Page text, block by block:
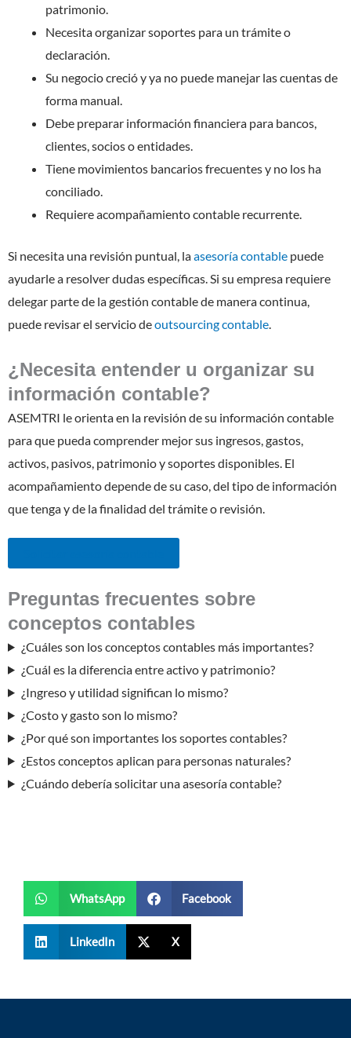
patrimonio.
Necesita organizar soportes para un trámite o
declaración.
Su negocio creció y ya no puede manejar las cuentas de
forma manual.
Debe preparar información financiera para bancos,
clientes, socios o entidades.
Tiene movimientos bancarios frecuentes y no los ha
conciliado.
Requiere acompañamiento contable recurrente.
Si necesita una revisión puntual, laasesoría contable puede
ayudarle a resolver dudas específicas. Si su empresa requiere
delegar parte de la gestión contable de manera continua,
puede revisar el servicio deoutsourcing contable.
¿Necesita entender u organizar su
información contable?
ASEMTRI le orienta en la revisión de su información contable
para que pueda comprender mejor sus ingresos, gastos,
activos, pasivos, patrimonio y soportes disponibles. El
acompañamiento depende de su caso, del tipo de información
que tenga y de la finalidad del trámite o revisión.
Preguntas frecuentes sobre
conceptos contables
¿Cuáles son los conceptos contables más importantes?
¿Cuál es la diferencia entre activo y patrimonio?
¿Ingreso y utilidad significan lo mismo?
¿Costo y gasto son lo mismo?
¿Por qué son importantes los soportes contables?
¿Estos conceptos aplican para personas naturales?
¿Cuándo debería solicitar una asesoría contable?
WhatsApp Facebook
LinkedIn X